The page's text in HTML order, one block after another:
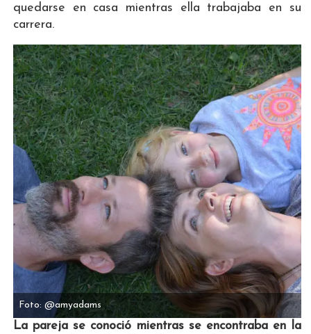
quedarse en casa mientras ella trabajaba en su
carrera.
Foto: @amyadams
La pareja se conoció mientras se encontraba en la